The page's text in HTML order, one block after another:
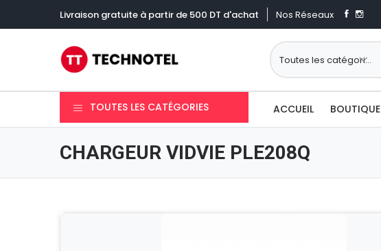
Livraison gratuite à partir de 500 DT d'achat Nos Réseaux
TOUTES LES CATÉGORIES ACCUEIL BOUTIQUE
CHARGEUR VIDVIE PLE208Q